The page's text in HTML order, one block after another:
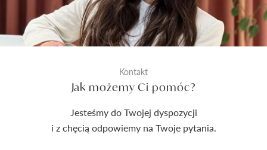
Kontakt
Jak możemy Ci pomóc?
Jesteśmy do Twojej dyspozycji
i z chęcią odpowiemy na Twoje pytania.